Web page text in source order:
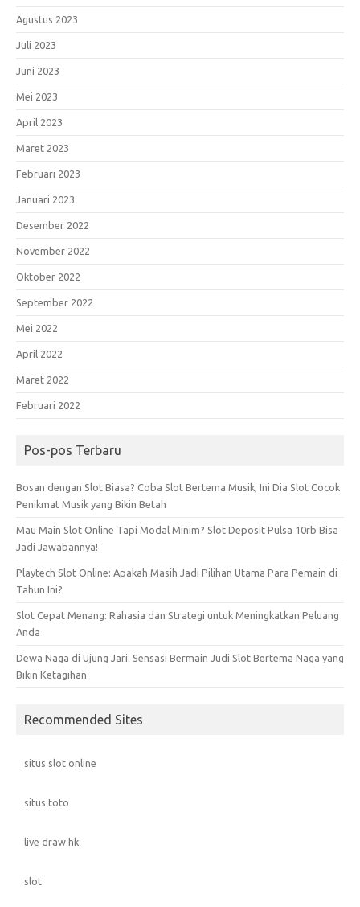
Agustus 2023
Juli 2023
Juni 2023
Mei 2023
April 2023
Maret 2023
Februari 2023
Januari 2023
Desember 2022
November 2022
Oktober 2022
September 2022
Mei 2022
April 2022
Maret 2022
Februari 2022
Pos-pos Terbaru
Bosan dengan Slot Biasa? Coba Slot Bertema Musik, Ini Dia Slot Cocok
Penikmat Musik yang Bikin Betah
Mau Main Slot Online Tapi Modal Minim? Slot Deposit Pulsa 10rb Bisa
Jadi Jawabannya!
Playtech Slot Online: Apakah Masih Jadi Pilihan Utama Para Pemain di
Tahun Ini?
Slot Cepat Menang: Rahasia dan Strategi untuk Meningkatkan Peluang
Anda
Dewa Naga di Ujung Jari: Sensasi Bermain Judi Slot Bertema Naga yang
Bikin Ketagihan
Recommended Sites
situs slot online
situs toto
live draw hk
slot